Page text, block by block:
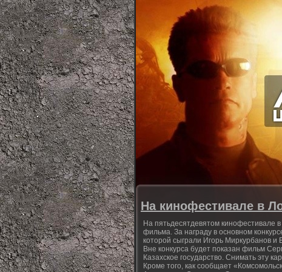
На кинофестивале в
На пятьдесятдевятом кинофестивале
фильма. За награду в основном
которой сыграли Игорь Миркурбанов и
Вне конкурса будет показан фильм
Казахское государство. Снимать эту
Кроме того, как сообщает